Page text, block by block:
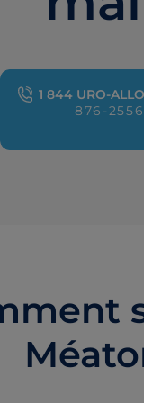
1 844 URO-ALLO
876-2556